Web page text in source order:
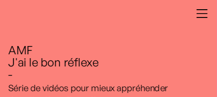
AMF
J'ai le bon réflexe
-
Série de vidéos pour mieux appréhender